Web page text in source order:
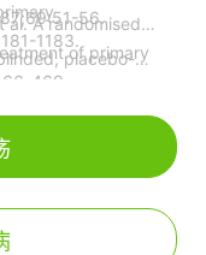
1183.
56.
al. A randomised
of primary
469.
placebo-
J Altern